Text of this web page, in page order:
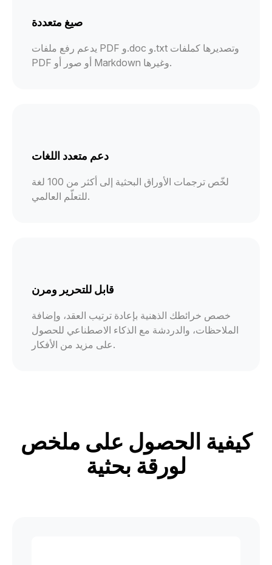
صيغ متعددة
يدعم رفع ملفات PDF و.doc و.txt وتصديرها كملفات
PDF أو صور أو Markdown وغيرها.
دعم متعدد اللغات
لخّص ترجمات الأوراق البحثية إلى أكثر من 100 لغة
للتعلّم العالمي.
قابل للتحرير ومرن
خصص خرائطك الذهنية بإعادة ترتيب العقد، وإضافة
الملاحظات، والدردشة مع الذكاء الاصطناعي للحصول
على مزيد من الأفكار.
كيفية الحصول على ملخص
لورقة بحثية